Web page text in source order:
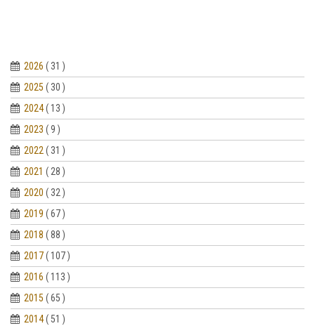
2026 ( 31 )
2025 ( 30 )
2024( 13 )
2023 ( 9 )
2022 ( 31 )
2021 ( 28 )
2020 ( 32 )
2019 ( 67 )
2018 ( 88 )
2017( 107 )
2016 ( 113 )
2015 ( 65 )
2014( 51 )